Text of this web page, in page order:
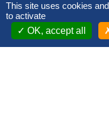
This site uses cookies
to activate
OK, accept all